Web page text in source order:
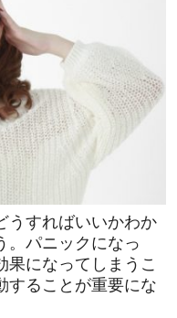
うすればいいかわか
。パニックになっ
になってしまうこ
することが重要にな